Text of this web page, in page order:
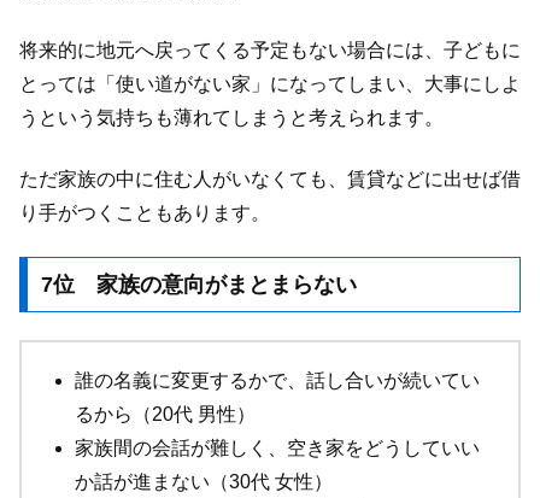
将来的に地元へ戻ってくる予定もない場合には、子どもに
とっては「使い道がない家」になってしまい、大事にしよ
うという気持ちも薄れてしまうと考えられます。
ただ家族の中に住む人がいなくても、賃貸などに出せば借
り手がつくこともあります。
7位 家族の意向がまとまらない
誰の名義に変更するかで、話し合いが続いてい
るから（20代 男性）
家族間の会話が難しく、空き家をどうしていい
か話が進まない（30代 女性）